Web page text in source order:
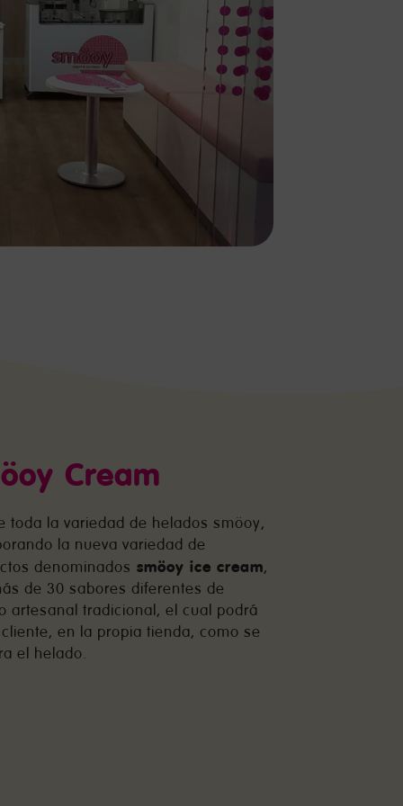
Cream
toda la variedad de helados smöoy,
la nueva variedad de
denominados smöoy ice cream,
de 30 sabores diferentes de
artesanal tradicional, el cual podrá
en la propia tienda, como se
el helado.